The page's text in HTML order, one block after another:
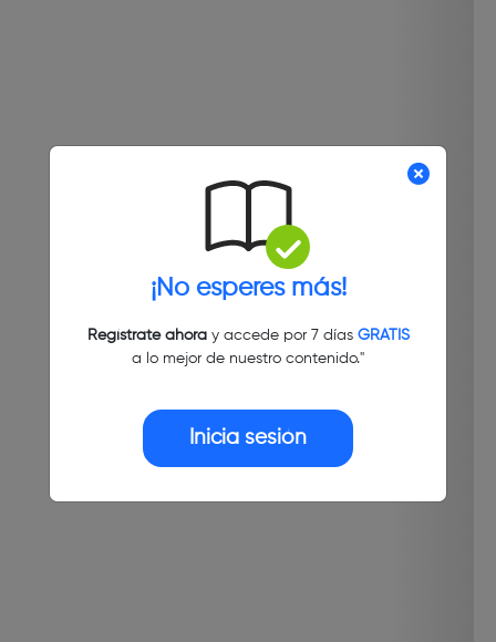
¡No esperes más!
Regístrate ahoray accede por 7 días GRATIS
a lo mejor de nuestro contenido."
Inicia sesión